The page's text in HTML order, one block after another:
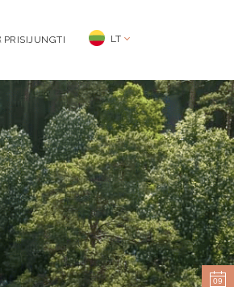
PRISIJUNGTI LT
09